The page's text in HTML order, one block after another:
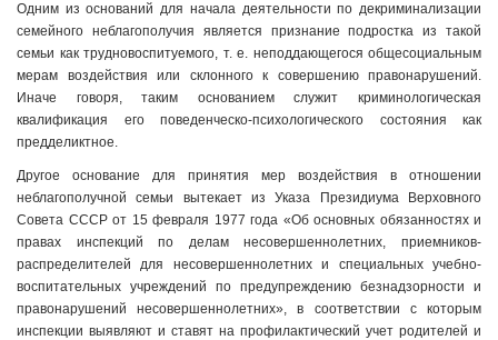
Одним из оснований для начала деятельности по декриминализации
семейного неблагополучия является признание подростка из такой
семьи как трудновоспитуемого, т. е. неподдающегося общесоциальным
мерам воздействия или склонного к совершению правонарушений.
Иначе говоря, таким основанием служит криминологическая
квалификация его поведенческо-психологического состояния как
предделиктное.
Другое основание для принятия мер воздействия в отношении
неблагополучной семьи вытекает из Указа Президиума Верховного
Совета СССР от 15 февраля 1977 года «Об основных обязанностях и
правах инспекций по делам несовершеннолетних, приемников-
распределителей для несовершеннолетних и специальных учебно-
воспитательных учреждений по предупреждению безнадзорности и
правонарушений несовершеннолетних», в соответствии с которым
инспекции выявляют и ставят на профилактический учет родителей и